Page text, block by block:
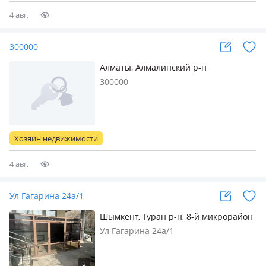
4 авг.
300000
Алматы, Алмалинский р-н
300000
Хозяин недвижимости
4 авг.
Ул Гагарина 24а/1
Шымкент, Туран р-н, 8-й микрорайон
— ул Гагарина 24а/1
Ул Гагарина 24а/1